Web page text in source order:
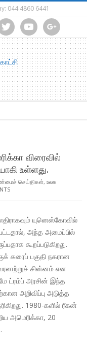
044 4860 6441
youtube google
விரைவில்
உள்ளது.
செய்திகள், உலக
யுனெஸ்கோவில்
அந்த அமைப்பில்
கூறப்படுகிறது.
கரைப் பகுதி நகரான
சின்னம் என
ட்ரம்ப் அரசின் இந்த
அறிவிப்பு அடுத்த
1980-களில் ரீகன்
அமெரிக்கா, 20